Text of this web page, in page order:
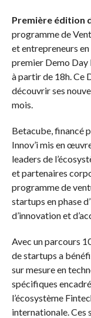
Première édition
programme de
et entrepreneurs
premier Demo Day
à partir de 18h. Ce
découvrir ses
mois.
Betacube, financé
Innov’i mis en
leaders de
et partenaires
programme de
startups en phase
d’innovation et
Avec un parcours
de startups a
sur mesure en
spécifiques
l’écosystème
internationale. Ces